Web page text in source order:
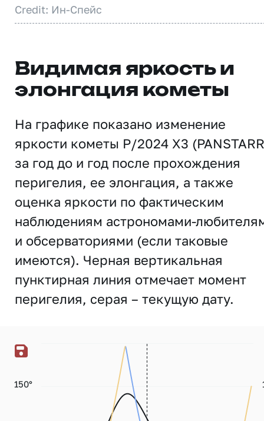
Credit: Ин-Спейс
Видимая яркость и
элонгация кометы
На графике показано изменение
яркости кометы P/2024 X3
за год до и год после прохождения
перигелия, ее элонгация, а также
оценка яркости по фактическим
наблюдениям астрономами-
и обсерваториями (если таковые
имеются). Черная вертикальная
пунктирная линия отмечает момент
перигелия, серая – текущую дату.
150°